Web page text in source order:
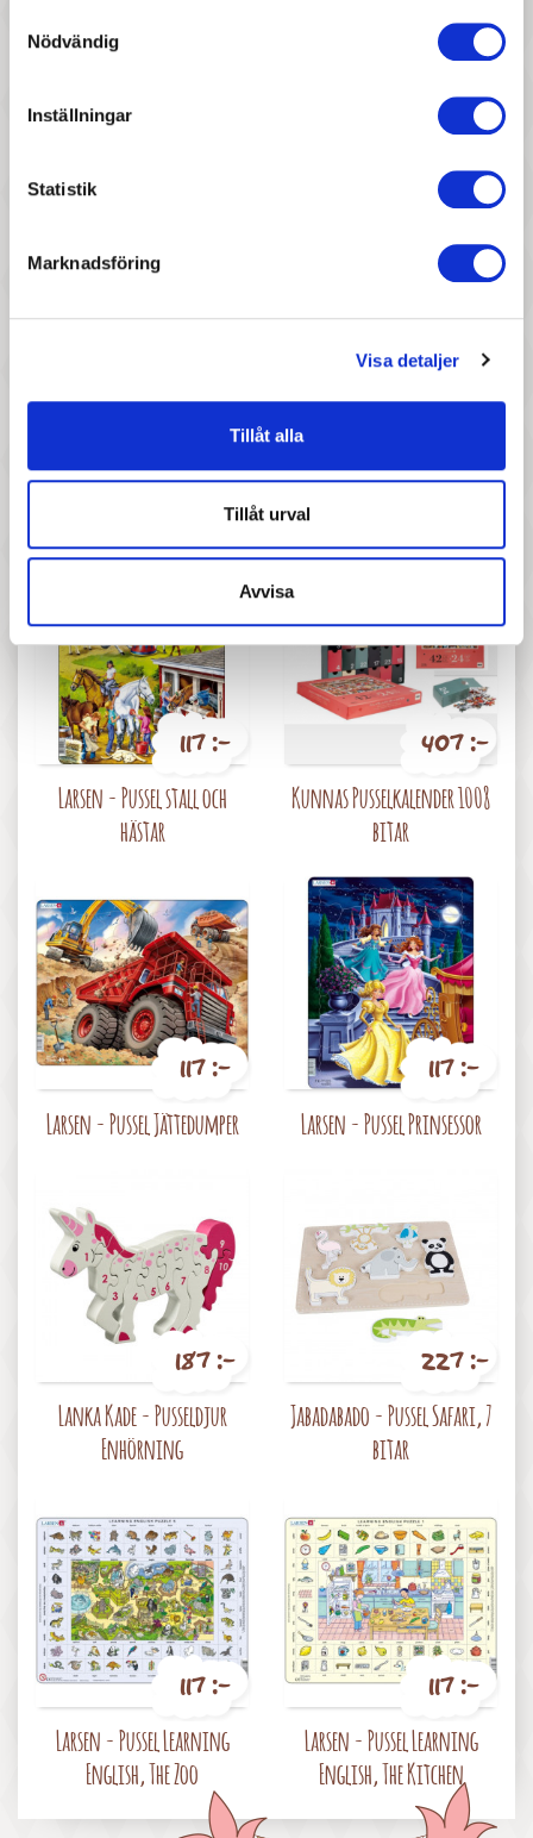
Nödvändig
Inställningar
Statistik
Marknadsföring
Visa detaljer
Tillåt alla
Tillåt urval
Avvisa
117 :-
Larsen - Pussel Kaniner
Ravensburger - Pussel Pod of
Lanka Kade - Pussel Brandbil
117 :-
Larsen - Pussel stall och
hästar
407 :-
Kunnas Pusselkalender 1008
bitar
117 :-
Larsen - Pussel Jättedumper
117 :-
Larsen - Pussel Prinsessor
187 :-
Lanka Kade - Pusseldjur
Enhörning
227 :-
Jabadabado - Pussel Safari, 7
bitar
117 :-
Larsen - Pussel Learning
English, The Zoo
117 :-
Larsen - Pussel Learning
English, The Kitchen